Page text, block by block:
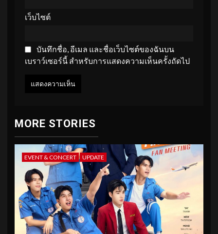
เว็บไซต์
บันทึกชื่อ, อีเมล และชื่อเว็บไซต์ของฉันบน
เบราว์เซอร์นี้ สำหรับการแสดงความเห็นครั้งถัดไป
MORE STORIES
EVENT & CONCERT UPDATE